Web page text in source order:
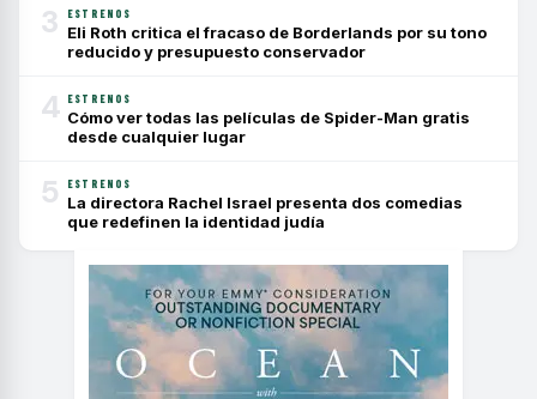
3 ESTRENOS
Eli Roth critica el fracaso de Borderlands por su tono
reducido y presupuesto conservador
4 ESTRENOS
Cómo ver todas las películas de Spider-Man gratis
desde cualquier lugar
5 ESTRENOS
La directora Rachel Israel presenta dos comedias
que redefinen la identidad judía